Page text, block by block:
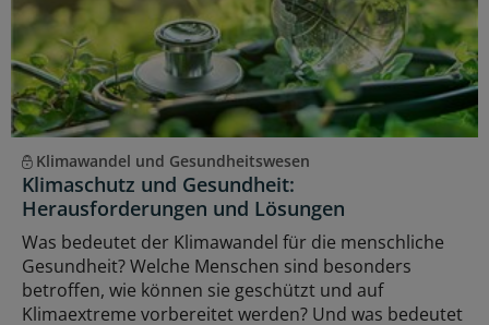
Klimawandel und Gesundheitswesen
Klimaschutz und Gesundheit:
Herausforderungen und Lösungen
Was bedeutet der Klimawandel für die menschliche
Gesundheit? Welche Menschen sind besonders
betroffen, wie können sie geschützt und auf
Klimaextreme vorbereitet werden? Und was bedeutet